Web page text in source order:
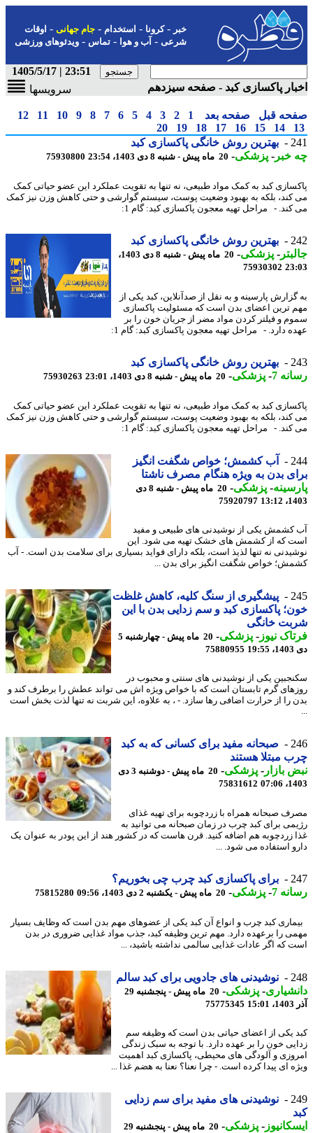
-کرونا-استخدام- جام جهانی-اوقات
شرعی-آب و هوا-تماس-ویدئوهای ورزشی
23:51 | 1405/5/17
پاکسازی کبد - صفحه سیزدهم
سرویسها
قبل صفحه بعد 1
2
3
4
5
6
7
8
9
10
11
12
14
15
16
17
18
19
20
بهترین روش خانگی پاکسازی کبد
خبر -پزشکی-20 ماه پیش - شنبه 8 دی 1403، 23:54 75930800
کبد به کمک مواد طبیعی، نه تنها به تقویت عملکرد این عضو حیاتی کمک
بلکه به بهبود وضعیت پوست، سیستم گوارشی و حتی کاهش وزن نیز کمک
- مراحل تهیه معجون پاکسازی کبد: گام 1:
بهترین روش خانگی پاکسازی کبد
-پزشکی-
20 ماه پیش - شنبه 8 دی 1403،
75930302
پارسینه و به نقل از صدآنلاین، کبد یکی از
ترین اعضای بدن است که مسئولیت پاکسازی
و فیلتر کردن مواد مضر از جریان خون را بر
دارد. - مراحل تهیه معجون پاکسازی کبد: گام 1:
بهترین روش خانگی پاکسازی کبد
7
-پزشکی-20 ماه پیش - شنبه 8 دی 1403، 23:01 75930263
کبد به کمک مواد طبیعی، نه تنها به تقویت عملکرد این عضو حیاتی کمک
بلکه به بهبود وضعیت پوست، سیستم گوارشی و حتی کاهش وزن نیز کمک
- مراحل تهیه معجون پاکسازی کبد: گام 1:
آب کشمش؛ خواص شگفت انگیز
بدن به ویژه هنگام مصرف ناشتا
-پزشکی-
20 ماه پیش - شنبه 8 دی
75920797
یکی از نوشیدنی های طبیعی و مفید
که از کشمش های خشک تهیه می شود. این
نه تنها لذیذ است، بلکه دارای فواید بسیاری برای سلامت بدن است. - آب
خواص شگفت انگیز برای بدن ...
پیشگیری از سنگ کلیه، کاهش غلظت
پاکسازی کبد و سم زدایی بدن با این
خانگی
نیوز-پزشکی-
20 ماه پیش - چهارشنبه 5
75880955
یکی از نوشیدنی های سنتی و محبوب در
گرم تابستان است که با خواص ویژه اش می تواند عطش را برطرف کند و
را از حرارت اضافی رها سازد. - ، به علاوه، این شربت نه تنها لذت بخش است
صبحانه مفید برای کسانی که به کبد
مبتلا هستند
بازار- پزشکی-
20 ماه پیش - دوشنبه 3 دی
75831612
صبحانه همراه با زردچوبه برای تهیه غذای
برای کبد چرب در زمان صبحانه می توانید به
زردچوبه هم اضافه کنید. قرن هاست که در کشور هند از این پودر به عنوان یک
استفاده می شود. ...
برای پاکسازی کبد چرب چی بخوریم؟
7
-پزشکی-20 ماه پیش - یکشنبه 2 دی 1403، 09:56 75815280
کبد چرب و انواع آن کبد یکی از عضوهای مهم بدن است که وظایف بسیار
را برعهده دارد. مهم ترین وظیفه کبد، جذب مواد غذایی ضروری در بدن
که اگر عادات غذایی سالمی نداشته باشید، ...
نوشیدنی های جادویی برای کبد سالم
- پزشکی-
20 ماه پیش - پنجشنبه 29
75775345
یکی از اعضای حیاتی بدن است که وظیفه سم
خون را بر عهده دارد. با توجه به سبک زندگی
و آلودگی های محیطی، پاکسازی کبد اهمیت
ای پیدا کرده است. - چرا نعنا؟ نعنا به هضم غذا ...
نوشیدنی های مفید برای سم زدایی
-پزشکی-
20 ماه پیش - پنجشنبه 29